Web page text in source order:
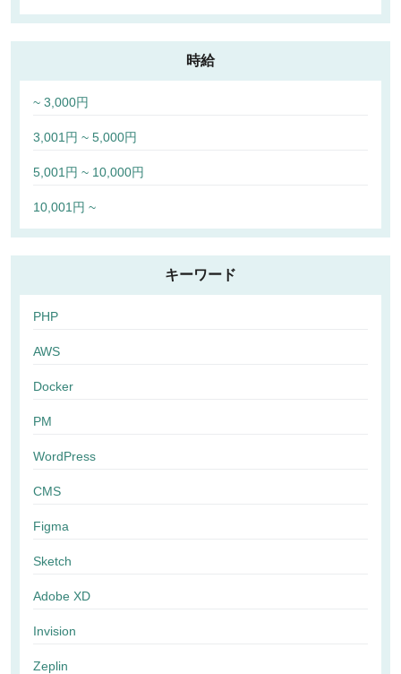
時給
~ 3,000円
3,001円 ~ 5,000円
5,001円 ~ 10,000円
10,001円 ~
キーワード
PHP
AWS
Docker
PM
WordPress
CMS
Figma
Sketch
Adobe XD
Invision
Zeplin